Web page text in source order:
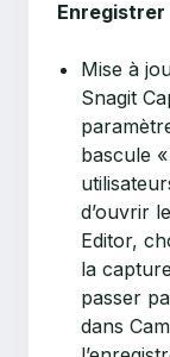
Enregistrer
Mise à
Snagit
bascule
d’ouvrir
Editor,
la
passer
dans